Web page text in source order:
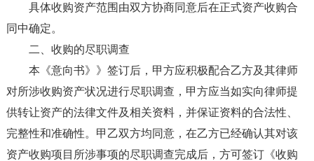
具体收购资产范围由双方协商同意后在正式资产收购合
同中确定。
二、收购的尽职调查
本《意向书》》签订后，甲方应积极配合乙方及其律师
对所涉收购资产状况进行尽职调查，甲方应当如实向律师提
供转让资产的法律文件及相关资料，并保证资料的合法性、
完整性和准确性。甲乙双方均同意，在乙方已经确认其对该
资产收购项目所涉事项的尽职调查完成后，方可签订《收购